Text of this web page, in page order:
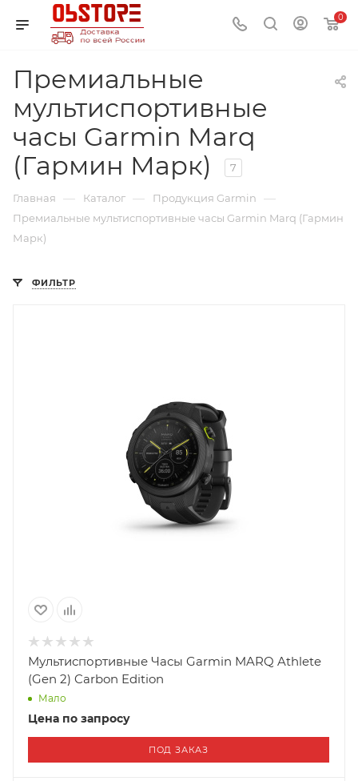
0
Премиальные
мультиспортивные
часы Garmin Marq
(Гармин Марк)
7
Главная — Каталог — Продукция Garmin —
Премиальные мультиспортивные часы Garmin Marq (Гармин
Марк)
ФИЛЬТР
Мультиспортивные Часы Garmin MARQ Athlete
(Gen 2) Carbon Edition
Мало
Цена по запросу
ПОД ЗАКАЗ